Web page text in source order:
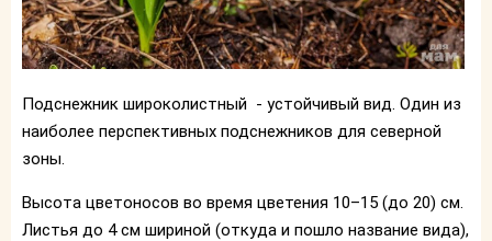
Подснежник широколистный - устойчивый вид. Один из
наиболее перспективных подснежников для северной
зоны.
Высота цветоносов во время цветения 10–15 (до 20) см.
Листья до 4 см шириной (откуда и пошло название вида),